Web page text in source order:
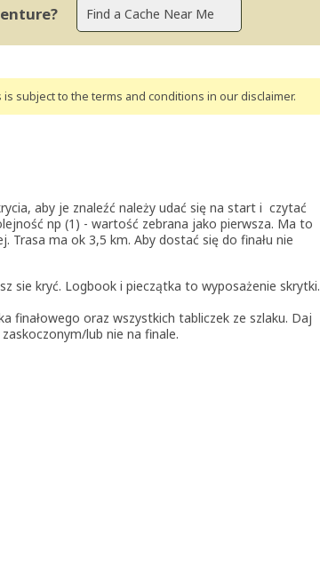
subject to the terms and conditions in our disclaimer.
aby je znaleźć należy udać się na start i czytać
np (1) - wartość zebrana jako pierwsza. Ma to
Trasa ma ok 3,5 km. Aby dostać się do finału nie
sie kryć. Logbook i pieczątka to wyposażenie skrytki.
finałowego oraz wszystkich tabliczek ze szlaku. Daj
lub nie na finale.